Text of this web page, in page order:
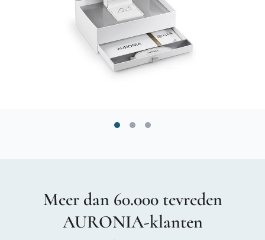
Meer dan 60.000 tevreden
AURONIA-klanten